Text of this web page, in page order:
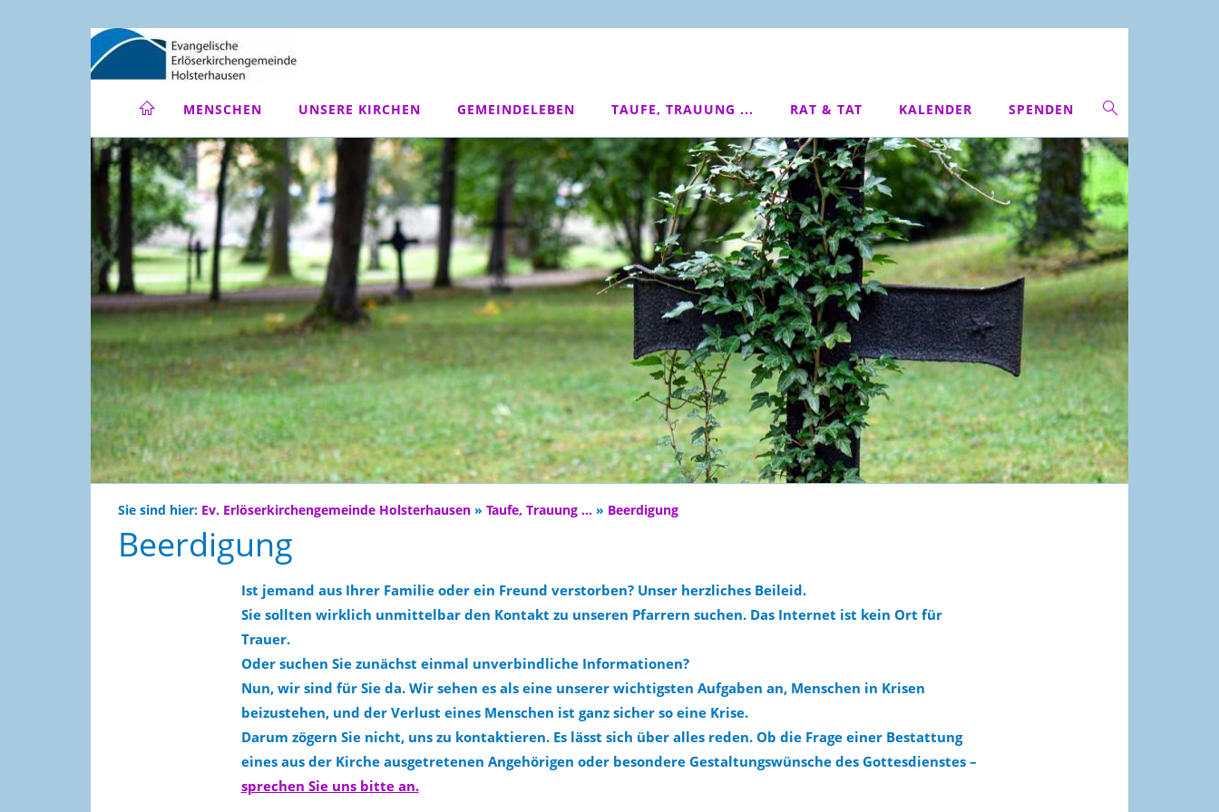
MENSCHEN UNSERE KIRCHEN GEMEINDELEBEN TAUFE, TRAUUNG ... RAT & TAT KALENDER SPENDEN
Sie sind hier: Ev. Erlöserkirchengemeinde Holsterhausen » Taufe, Trauung ... » Beerdigung
Beerdigung
Ist jemand aus Ihrer Familie oder ein Freund verstorben? Unser herzliches Beileid.
Sie sollten wirklich unmittelbar den Kontakt zu unseren Pfarrern suchen. Das Internet ist kein Ort für
Trauer.
Oder suchen Sie zunächst einmal unverbindliche Informationen?
Nun, wir sind für Sie da. Wir sehen es als eine unserer wichtigsten Aufgaben an, Menschen in Krisen
beizustehen, und der Verlust eines Menschen ist ganz sicher so eine Krise.
Darum zögern Sie nicht, uns zu kontaktieren. Es lässt sich über alles reden. Ob die Frage einer Bestattung
eines aus der Kirche ausgetretenen Angehörigen oder besondere Gestaltungswünsche des Gottesdienstes –
sprechen Sie uns bitte an.